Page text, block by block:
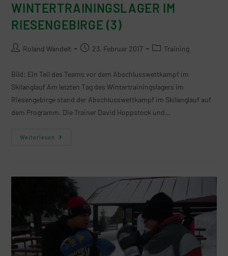
WINTERTRAININGSLAGER IM
RIESENGEBIRGE (3)
Roland Wandelt 23. Februar 2017 Training
Bild: Ein Teil des Teams vor dem Abschlusswettkampf im
Skilanglauf Am letzten Tag des Wintertrainingslagers im
Riesengebirge stand der Abschlusswettkampf im Skilanglauf auf
dem Programm. Die Trainer David Hoppstock und…
Weiterlesen